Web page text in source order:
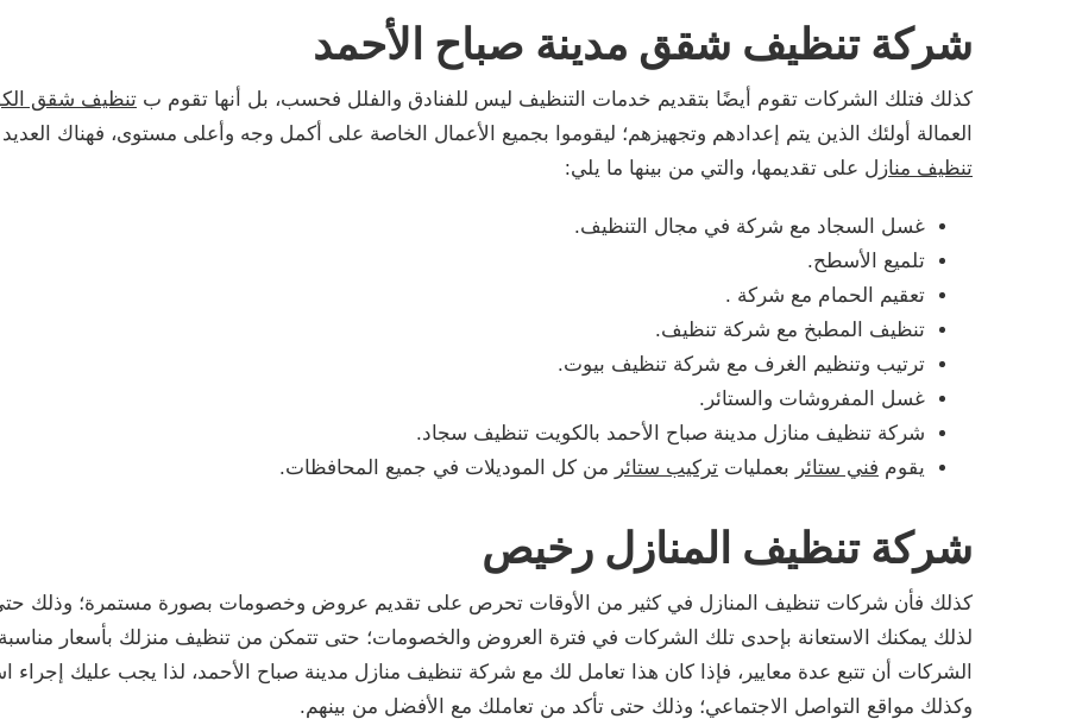
شركة تنظيف شقق مدينة صباح الأحمد
كذلك فتلك الشركات تقوم أيضًا بتقديم خدمات التنظيف ليس للفنادق والفلل فحسب، بل أنها تقوم ب تنظيف شقق
العمالة أولئك الذين يتم إعدادهم وتجهيزهم؛ ليقوموا بجميع الأعمال الخاصة على أكمل وجه وأعلى مستوى، فهناك
تنظيف منازل على تقديمها، والتي من بينها ما يلي:
غسل السجاد مع شركة في مجال التنظيف.
تلميع الأسطح.
تعقيم الحمام مع شركة .
تنظيف المطبخ مع شركة تنظيف.
ترتيب وتنظيم الغرف مع شركة تنظيف بيوت.
غسل المفروشات والستائر.
شركة تنظيف منازل مدينة صباح الأحمد بالكويت تنظيف سجاد.
يقوم فني ستائر بعمليات تركيب ستائر من كل الموديلات في جميع المحافظات.
شركة تنظيف المنازل رخيص
كذلك فأن شركات تنظيف المنازل في كثير من الأوقات تحرص على تقديم عروض وخصومات بصورة مستمرة؛ وذلك
لذلك يمكنك الاستعانة بإحدى تلك الشركات في فترة العروض والخصومات؛ حتى تتمكن من تنظيف منزلك بأسعار
الشركات أن تتبع عدة معايير، فإذا كان هذا تعامل لك مع شركة تنظيف منازل مدينة صباح الأحمد، لذا يجب عليك إجراء
وكذلك مواقع التواصل الاجتماعي؛ وذلك حتى تأكد من تعاملك مع الأفضل من بينهم.